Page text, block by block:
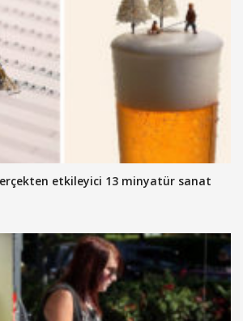
etkileyici 13 minyatür sanat